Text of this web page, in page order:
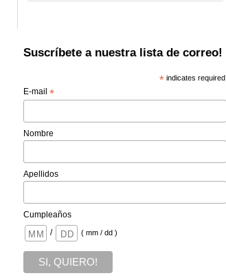
Suscríbete a nuestra lista de correo!
*indicates required
E-mail*
Nombre
Apellidos
Cumpleaños
/
( mm / dd )